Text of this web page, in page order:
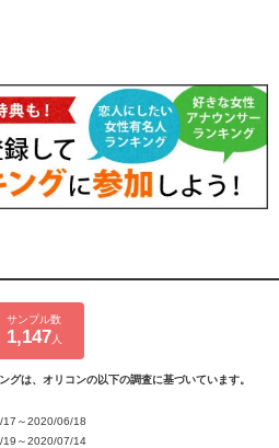
サンプル数
1,147 人
グは、オリコンの以下の調査に基づいています。
17～2020/06/18
19～2020/07/14